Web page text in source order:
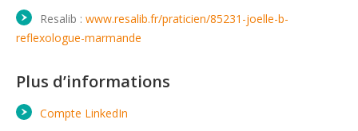
Resalib : www.resalib.fr/praticien/85231-joelle-b-
reflexologue-marmande
Plus d’informations
Compte LinkedIn